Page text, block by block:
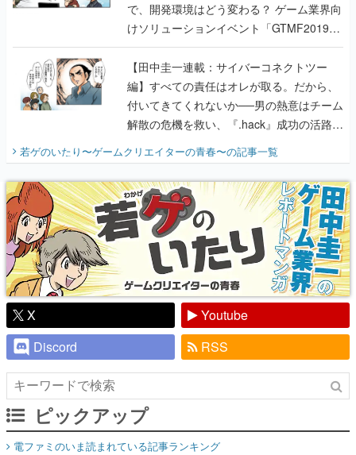
で、開発環境はどう変わる？ ゲーム業界向
けソリューションイベント「GTMF2019」
に行って、より理解を深めよう【PR】
【田中圭一連載：サイバーコネクトツー
編】すべての責任はオレが取る。だから、
付いてきてくれないか──男の熱意はチーム
解散の危機を救い、『.hack』成功の活路を
開く。業界の快男児・松山 洋に流れる血は
『少年ジャンプ』色だった【若ゲのいた
り】
若ゲのいたり〜ゲームクリエイターの青春〜の記事一覧
X
Youtube
Discord
RSS
ピックアップ
電ファミのいま読まれている記事ランキング